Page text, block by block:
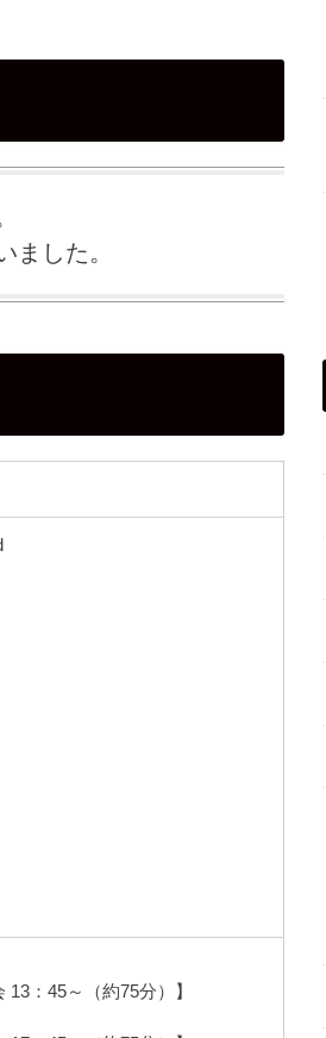
ました。
：45～（約75分）】